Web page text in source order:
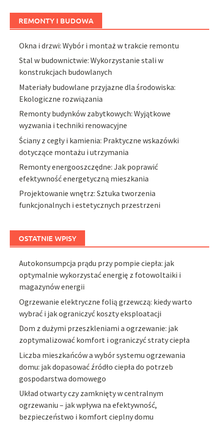
REMONTY I BUDOWA
Okna i drzwi: Wybór i montaż w trakcie remontu
Stal w budownictwie: Wykorzystanie stali w
konstrukcjach budowlanych
Materiały budowlane przyjazne dla środowiska:
Ekologiczne rozwiązania
Remonty budynków zabytkowych: Wyjątkowe
wyzwania i techniki renowacyjne
Ściany z cegły i kamienia: Praktyczne wskazówki
dotyczące montażu i utrzymania
Remonty energooszczędne: Jak poprawić
efektywność energetyczną mieszkania
Projektowanie wnętrz: Sztuka tworzenia
funkcjonalnych i estetycznych przestrzeni
OSTATNIE WPISY
Autokonsumpcja prądu przy pompie ciepła: jak
optymalnie wykorzystać energię z fotowoltaiki i
magazynów energii
Ogrzewanie elektryczne folią grzewczą: kiedy warto
wybrać i jak ograniczyć koszty eksploatacji
Dom z dużymi przeszkleniami a ogrzewanie: jak
zoptymalizować komfort i ograniczyć straty ciepła
Liczba mieszkańców a wybór systemu ogrzewania
domu: jak dopasować źródło ciepła do potrzeb
gospodarstwa domowego
Układ otwarty czy zamknięty w centralnym
ogrzewaniu – jak wpływa na efektywność,
bezpieczeństwo i komfort cieplny domu